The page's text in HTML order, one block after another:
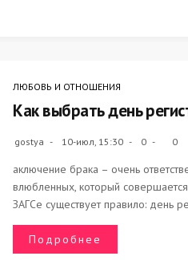
ЛЮБОВЬ И ОТНОШЕНИЯ
Как выбрать день
gostya 10-июл, 15:30 0 0
аключение брака – очень
влюбленных, который
ЗАГСе существует правило: день
Подробнее